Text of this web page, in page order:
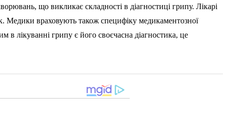
що викликає складності в діагностиці грипу. Лікарі
Медики враховують також специфіку медикаментозної
в лікуванні грипу є його своєчасна діагностика, це